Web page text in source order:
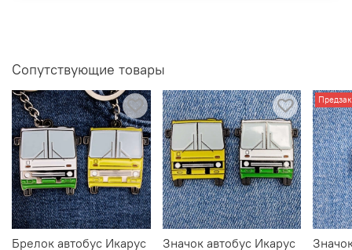
Сопутствующие товары
Брелок автобус Икарус
Значок автобус Икарус